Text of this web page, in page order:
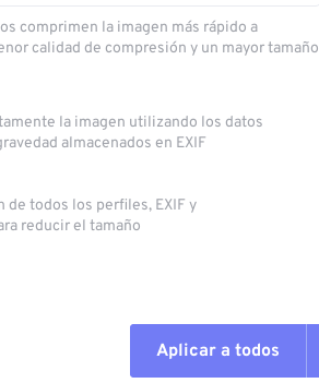
comprimen la imagen más rápido a
calidad de compresión y un mayor tamaño
la imagen utilizando los datos
almacenados en EXIF
de todos los perfiles, EXIF ​​y
reducir el tamaño
Aplicar a todos